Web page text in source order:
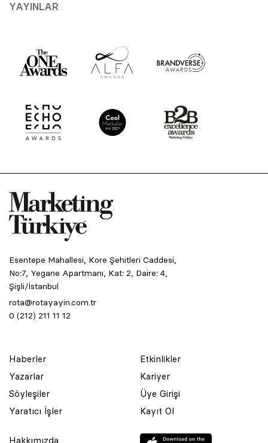
YAYINLAR
Esentepe Mahallesi, Kore Şehitleri Caddesi,
No:7, Yegane Apartmanı, Kat: 2, Daire: 4,
Şişli/İstanbul
rota@rotayayin.com.tr
0 (212) 211 11 12
Haberler
Yazarlar
Söyleşiler
Yaratıcı İşler
Etkinlikler
Kariyer
Üye Girişi
Kayıt Ol
Hakkımızda